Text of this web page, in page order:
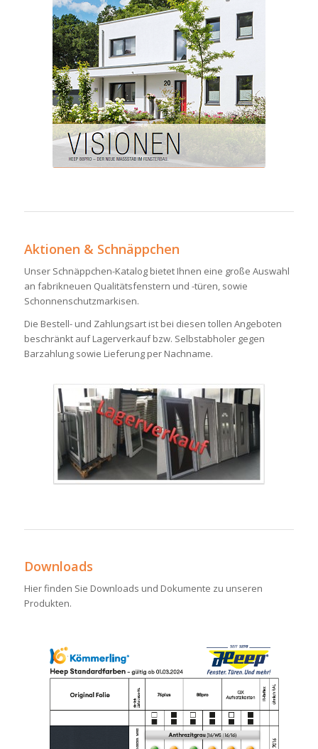
Aktionen & Schnäppchen
Unser Schnäppchen-Katalog bietet Ihnen eine große Auswahl
an fabrikneuen Qualitätsfenstern und -türen, sowie
Schonnenschutzmarkisen.
Die Bestell- und Zahlungsart ist bei diesen tollen Angeboten
beschränkt auf Lagerverkauf bzw. Selbstabholer gegen
Barzahlung sowie Lieferung per Nachname.
Downloads
Hier finden Sie Downloads und Dokumente zu unseren
Produkten.